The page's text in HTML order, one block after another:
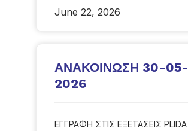
June 22, 2026
ΑΝΑΚΟΙΝΩΣΗ 30-05-
2026
ΕΓΓΡΑΦΗ ΣΤΙΣ ΕΞΕΤΑΣΕΙΣ PLIDA